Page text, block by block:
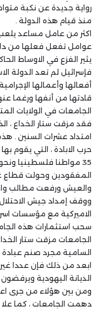
رواية جديدة عن نكبة
منذ قيام هذه الدولة .
اكثر من عامل مساعد
عوامل تفعل فعلها من
يثير الفزع في الاوساط
فإسرائيل لم تعد الدولة
أفعالها وأعمالها
قادتها من أنفها ورغما
الجامعات في الولايات
فقد مزقت ستار الخداع ،
امتداد عشرات السنين .
حرب الابادة ، التي يقوم
المفقودين وحولت قطاع
والعيش ورفعت مطالب
ووقف إمداد جيش
الاميركية مع مؤسسات
سحب استثمارات هذه
الجامعات مزقت ستار
السامية مجرد صنم
ابعد من ذلك فإن عددا
الديانة اليهودية
ومن بين هؤلاء من جرى
دهمت الجامعات ، كما